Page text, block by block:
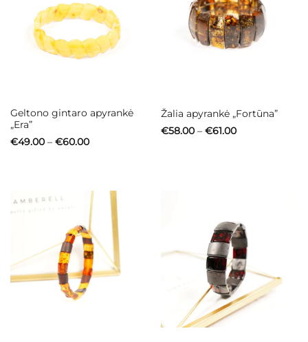
Geltono gintaro apyrankė
„Era”
€49.00 – €60.00Price
Žalia apyrankė „Fortūna”
€58.00 – €61.00Price